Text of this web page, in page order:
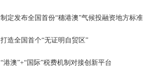
制定发布全国首份“穗港澳”气候投融资地方标准
打造全国首个“无证明自贸区”
“港澳”+“国际”税费机制对接创新平台